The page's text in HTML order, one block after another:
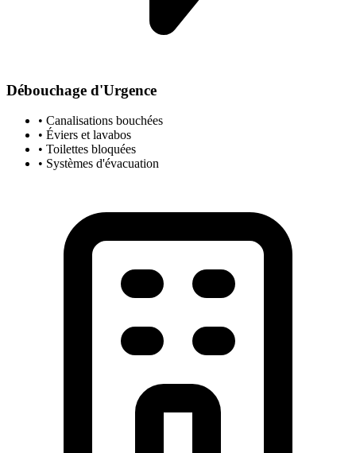
Débouchage d'Urgence
• Canalisations bouchées
• Éviers et lavabos
• Toilettes bloquées
• Systèmes d'évacuation